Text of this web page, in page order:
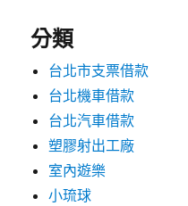
分類
台北市支票借款
台北機車借款
台北汽車借款
塑膠射出工廠
室內遊樂
小琉球